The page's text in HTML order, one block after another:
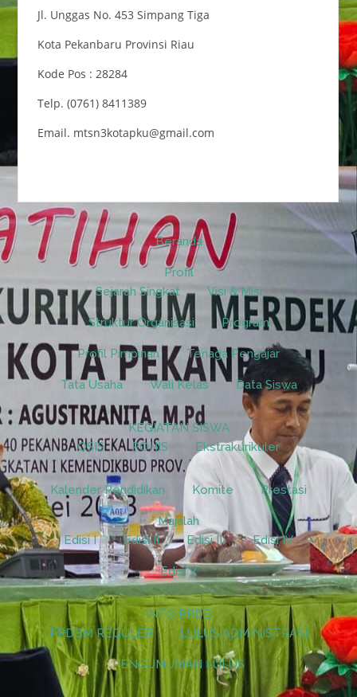
Jl. Unggas No. 453 Simpang Tiga
Kota Pekanbaru Provinsi Riau
Kode Pos : 28284
Telp. (0761) 8411389
Email. mtsn3kotapku@gmail.com
Beranda
Profil
Sejarah Singkat
Visi & Misi
Struktur Organisasi Program
Profil Pimpinan Tenaga Pengajar
Tata Usaha Wali Kelas Data Siswa
KEGIATAN SISWA
OSIS
ROHIS Ekstrakurikuler
Kalender Pendidikan Komite Prestasi
Majalah
Edisi I
Edisi II Edisi III Edisi IV
Edisi V
INFO PPDB
PPDBM REGULER
LULUS ADMINISTRASI
PENGUMUMAN LULUS